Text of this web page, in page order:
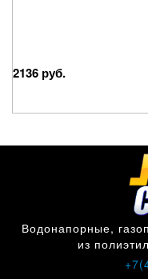
2136 руб.
Водонапорные,
из